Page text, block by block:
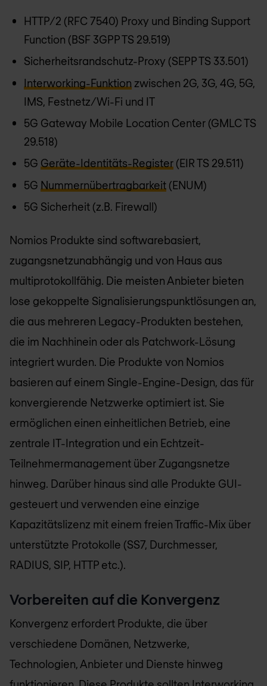
HTTP/2 (RFC 7540) Proxy und Binding Support
Function (BSF 3GPP TS 29.519)
Sicherheitsrandschutz-Proxy (SEPP TS 33.501)
Interworking-Funktion zwischen 2G, 3G, 4G, 5G,
IMS, Festnetz/Wi-Fi und IT
5G Gateway Mobile Location Center (GMLC TS
29.518)
5G Geräte-Identitäts-Register (EIR TS 29.511)
5G Nummernübertragbarkeit (ENUM)
5G Sicherheit (z.B. Firewall)
Nomios Produkte sind softwarebasiert,
zugangsnetzunabhängig und von Haus aus
multiprotokollfähig. Die meisten Anbieter bieten
lose gekoppelte Signalisierungspunktlösungen an,
die aus mehreren Legacy-Produkten bestehen,
die im Nachhinein oder als Patchwork-Lösung
integriert wurden. Die Produkte von Nomios
basieren auf einem Single-Engine-Design, das für
konvergierende Netzwerke optimiert ist. Sie
ermöglichen einen einheitlichen Betrieb, eine
zentrale IT-Integration und ein Echtzeit-
Teilnehmermanagement über Zugangsnetze
hinweg. Darüber hinaus sind alle Produkte GUI-
gesteuert und verwenden eine einzige
Kapazitätslizenz mit einem freien Traffic-Mix über
unterstützte Protokolle (SS7, Durchmesser,
RADIUS, SIP, HTTP etc.).
Vorbereiten auf die Konvergenz
Konvergenz erfordert Produkte, die über
verschiedene Domänen, Netzwerke,
Technologien, Anbieter und Dienste hinweg